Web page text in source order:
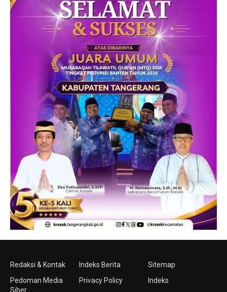
Redaksi & Kontak
Pedoman Media
Siber
Indeks Berita
Privacy Policy
Sitemap
Indeks